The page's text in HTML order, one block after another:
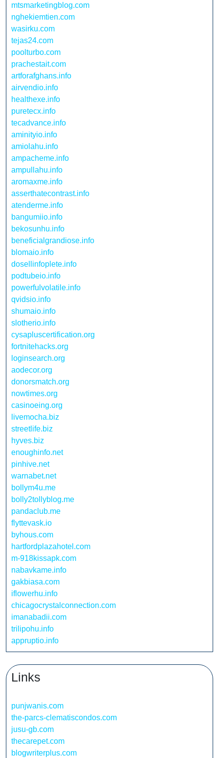
mtsmarketingblog.com
nghekiemtien.com
wasirku.com
tejas24.com
poolturbo.com
prachestait.com
artforafghans.info
airvendio.info
healthexe.info
puretecx.info
tecadvance.info
aminityio.info
amiolahu.info
ampacheme.info
ampullahu.info
aromaxme.info
asserthatecontrast.info
atenderme.info
bangumiio.info
bekosunhu.info
beneficialgrandiose.info
blomaio.info
dosellinfoplete.info
podtubeio.info
powerfulvolatile.info
qvidsio.info
shumaio.info
slotherio.info
cysapluscertification.org
fortnitehacks.org
loginsearch.org
aodecor.org
donorsmatch.org
nowtimes.org
casinoeing.org
livemocha.biz
streetlife.biz
hyves.biz
enoughinfo.net
pinhive.net
warnabet.net
bollym4u.me
bolly2tollyblog.me
pandaclub.me
flyttevask.io
byhous.com
hartfordplazahotel.com
m-918kissapk.com
nabavkame.info
gakbiasa.com
iflowerhu.info
chicagocrystalconnection.com
imanabadii.com
trilipohu.info
appruptio.info
Links
punjwanis.com
the-parcs-clematiscondos.com
jusu-gb.com
thecarepet.com
blogwriterplus.com